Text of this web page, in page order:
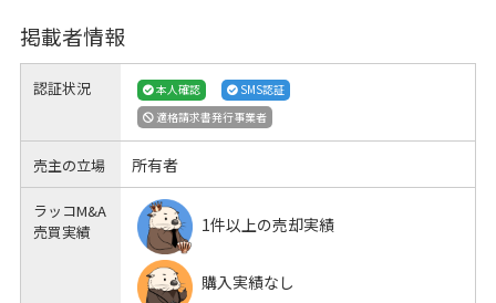
掲載者情報
認証状況 本人確認
SMS認証
適格請求書発行事業者
売主の立場 所有者
ラッコM&A
売買実績
1件以上の売却実績
購入実績なし